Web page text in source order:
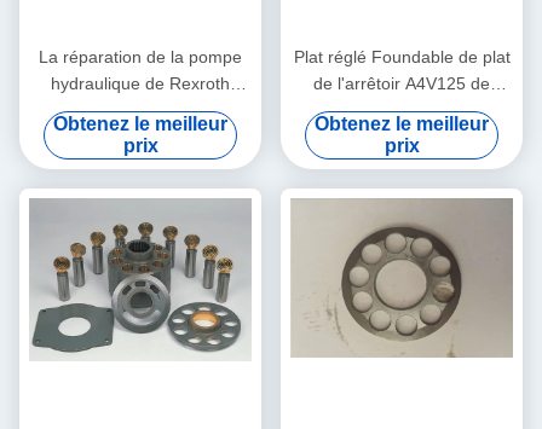
La réparation de la pompe
hydraulique de Rexroth
partie/baril hydraulique de
blocs-cylindres
Obtenez le meilleur
prix
Plat réglé Foundable de plat
de l'arrêtoir A4V125 de
pièces de pompe de Rexroth
de rendement élevé
Obtenez le meilleur
prix